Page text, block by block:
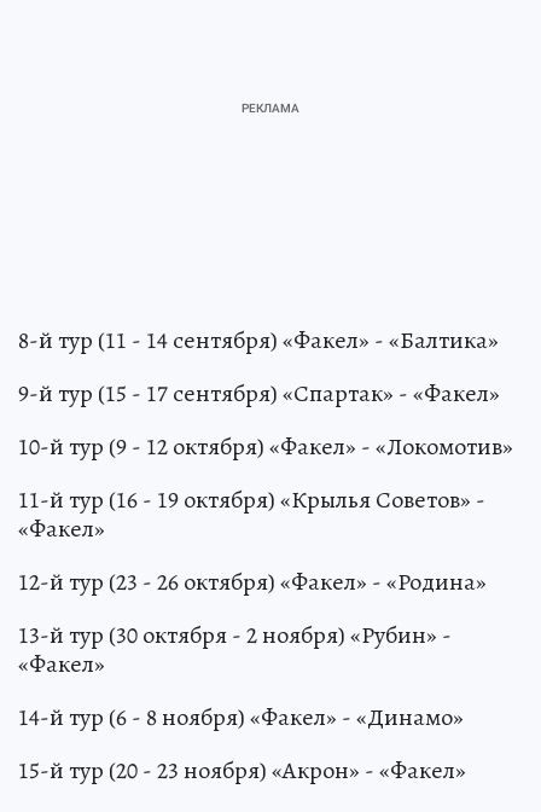
8-й тур (11 - 14 сентября) «Факел» - «Балтика»
9-й тур (15 - 17 сентября) «Спартак» - «Факел»
10-й тур (9 - 12 октября) «Факел» - «Локомотив»
11-й тур (16 - 19 октября) «Крылья Советов» -
«Факел»
12-й тур (23 - 26 октября) «Факел» - «Родина»
13-й тур (30 октября - 2 ноября) «Рубин» -
«Факел»
14-й тур (6 - 8 ноября) «Факел» - «Динамо»
15-й тур (20 - 23 ноября) «Акрон» - «Факел»